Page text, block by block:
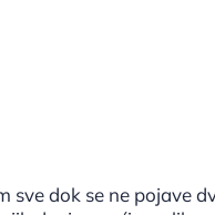
sve dok se ne pojave